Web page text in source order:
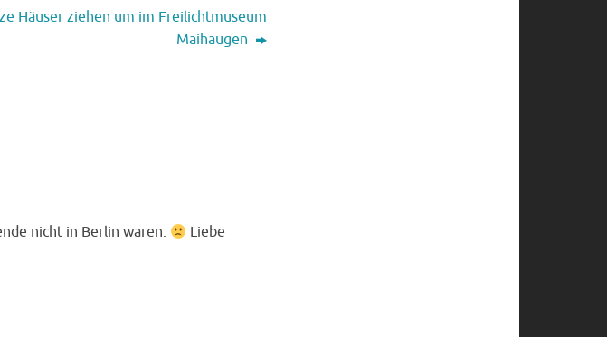
Häuser ziehen um im Freilichtmuseum
Maihaugen
nicht in Berlin waren.
Liebe